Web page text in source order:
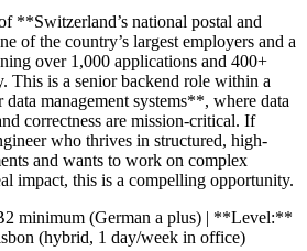
**Switzerland’s national postal and
of the country’s largest employers and a
over 1,000 applications and 400+
This is a senior backend role within a
management systems**, where data
correctness are mission-critical. If
who thrives in structured, high-
and wants to work on complex
impact, this is a compelling opportunity.
minimum (German a plus) | **Level:**
(hybrid, 1 day/week in office)